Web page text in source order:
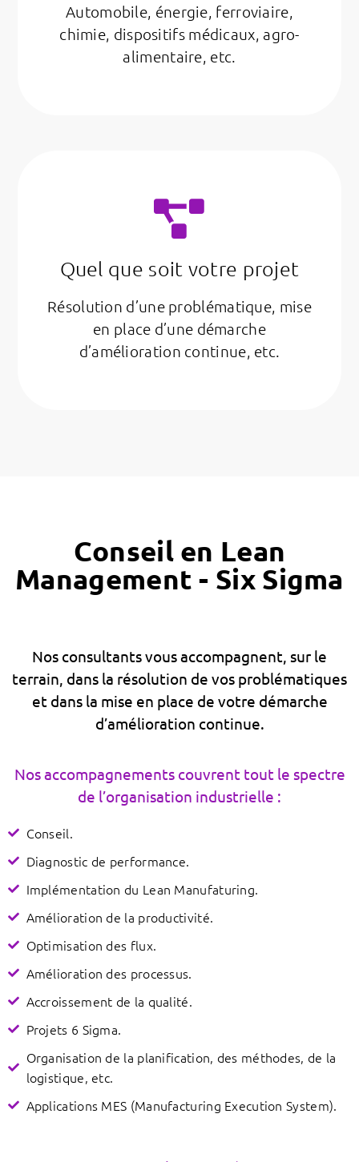
Automobile, énergie, ferroviaire,
chimie, dispositifs médicaux, agro-
alimentaire, etc.
Quel que soit votre projet
Résolution d’une problématique, mise
en place d’une démarche
d’amélioration continue, etc.
Conseil en Lean
Management - Six Sigma
Nos consultants vous accompagnent, sur le
terrain, dans la résolution de vos problématiques
et dans la mise en place de votre démarche
d’amélioration continue.
Nos accompagnements couvrent tout le spectre
de l’organisation industrielle :
Conseil.
Diagnostic de performance.
Implémentation du Lean Manufaturing.
Amélioration de la productivité.
Optimisation des flux.
Amélioration des processus.
Accroissement de la qualité.
Projets 6 Sigma.
Organisation de la planification, des méthodes, de la
logistique, etc.
Applications MES (Manufacturing Execution System).